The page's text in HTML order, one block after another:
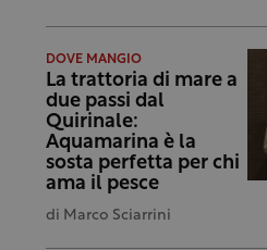
DOVE MANGIO
La trattoria di mare a
due passi dal
Quirinale:
Aquamarina è la
sosta perfetta per chi
ama il pesce
di Marco Sciarrini